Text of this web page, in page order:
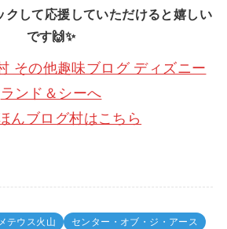
クして応援していただけると嬉しい
です🙌✨
んブログ村はこちら
テウス火山
センター・オブ・ジ・アース